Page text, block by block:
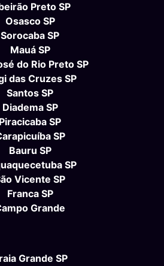
Preto SP
Osasco SP
Sorocaba SP
Mauá SP
do Rio Preto SP
das Cruzes SP
Santos SP
Diadema SP
Piracicaba SP
SP
Bauru SP
SP
Vicente SP
Franca SP
Grande
Grande SP